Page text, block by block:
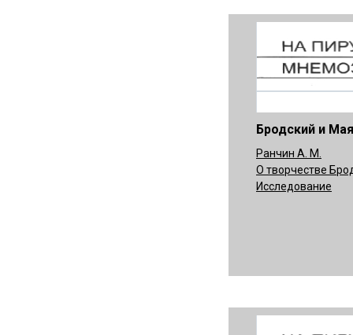
Бродский и
Ранчин А. М.
О творчестве
Исследование